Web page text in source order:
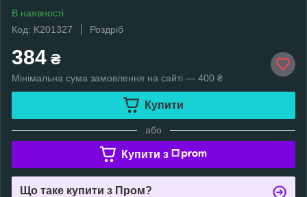
В наявності
Код: K201327
Роздріб
384 ₴
Мінімальна сума замовлення на сайті — 400 ₴
Купити
або
Купити з
Що таке купити з Пром?